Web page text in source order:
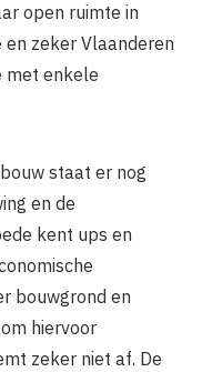
open ruimte in
zeker Vlaanderen
met enkele
staat er nog
en de
kent ups en
bouwgrond en
hiervoor
zeker niet af. De